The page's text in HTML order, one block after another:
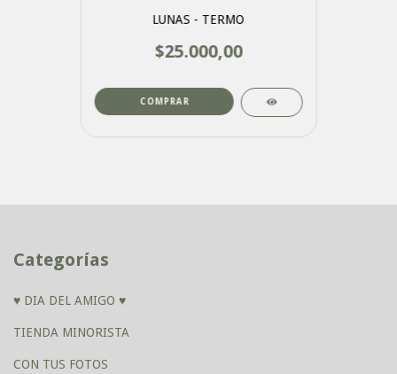
LUNAS - TERMO
$25.000,00
COMPRAR
Categorías
♥ DIA DEL AMIGO ♥
TIENDA MINORISTA
CON TUS FOTOS